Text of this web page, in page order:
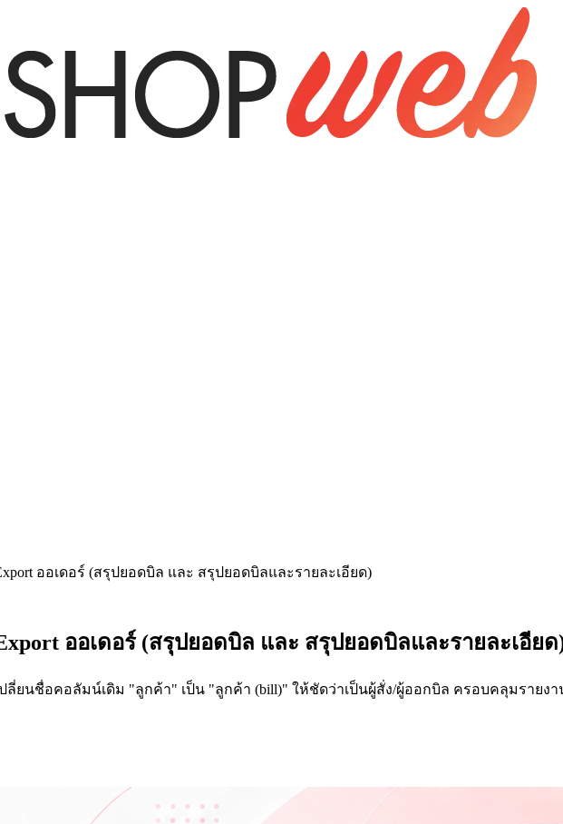
ออเดอร์ (สรุปยอดบิล และ สรุปยอดบิลและรายละเอียด)
ออเดอร์ (สรุปยอดบิล และ สรุปยอดบิลและรายละเอียด
ปลี่ยนชื่อคอลัมน์เดิม "ลูกค้า" เป็น "ลูกค้า (bill)" ให้ชัดว่าเป็นผู้สั่ง/ผู้ออกบิล ครอบคลุมราย